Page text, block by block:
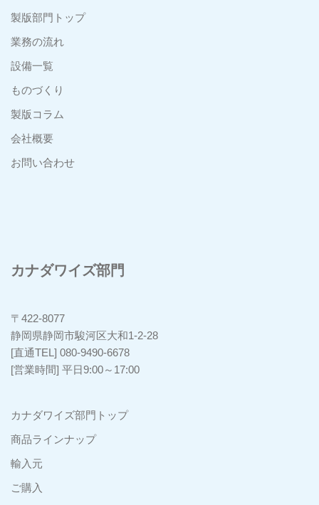
製版部門トップ
業務の流れ
設備一覧
ものづくり
製版コラム
会社概要
お問い合わせ
カナダワイズ部門
〒422-8077
静岡県静岡市駿河区大和1-2-28
[直通TEL] 080-9490-6678
[営業時間] 平日9:00～17:00
カナダワイズ部門トップ
商品ラインナップ
輸入元
ご購入